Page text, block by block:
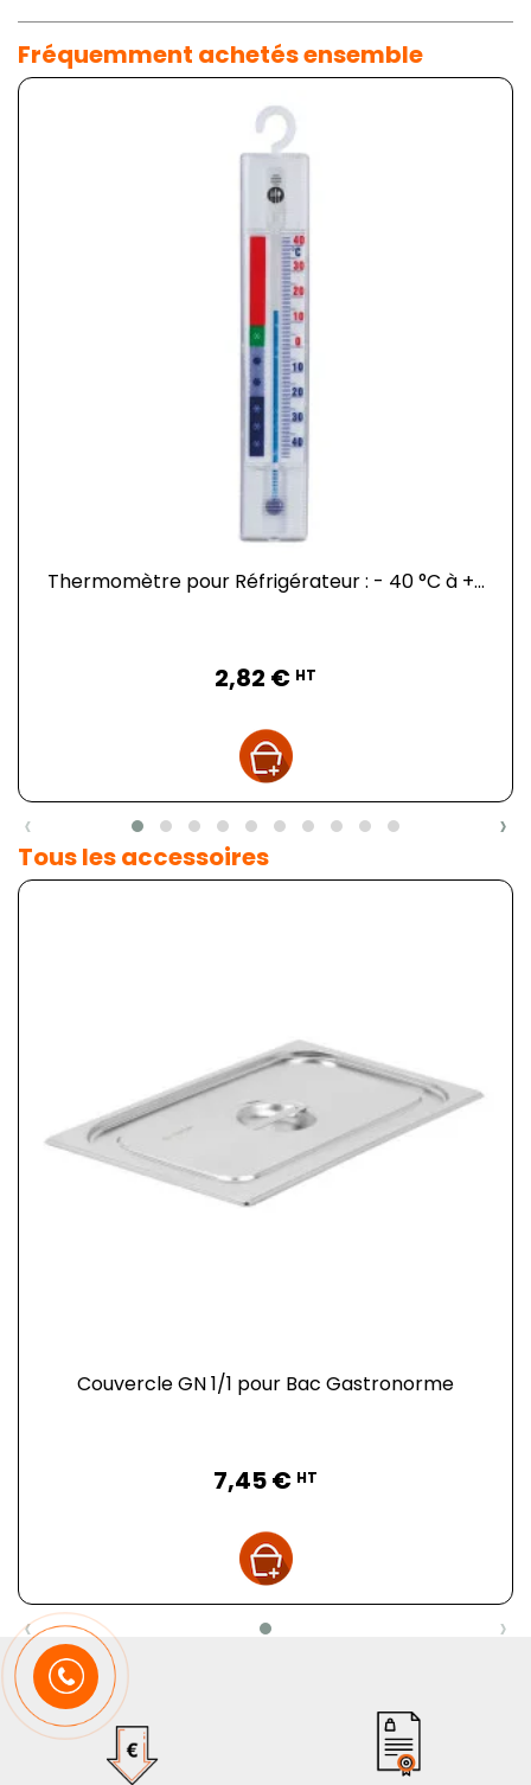
Fréquemment achetés ensemble
Thermomètre pour Réfrigérateur : - 40 °C à +...
2,82 € HT
‹ ›
Tous les accessoires
Couvercle GN 1/1 pour Bac Gastronorme
7,45 € HT
‹ ›